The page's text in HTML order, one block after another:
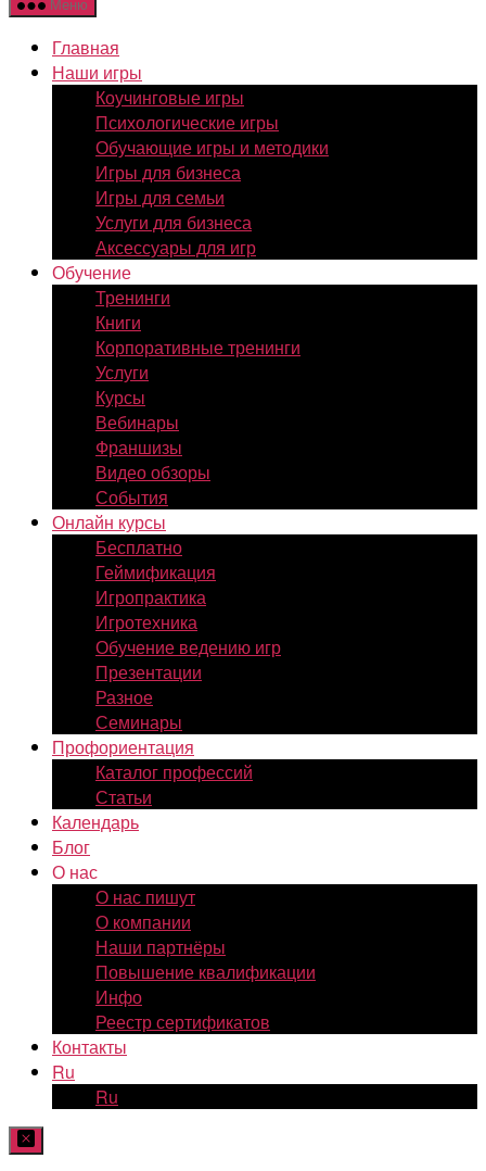
Меню
Главная
Наши игры
Коучинговые игры
Психологические игры
Обучающие игры и методики
Игры для бизнеса
Игры для семьи
Услуги для бизнеса
Аксессуары для игр
Обучение
Тренинги
Книги
Корпоративные тренинги
Услуги
Курсы
Вебинары
Франшизы
Видео обзоры
События
Онлайн курсы
Бесплатно
Геймификация
Игропрактика
Игротехника
Обучение ведению игр
Презентации
Разное
Семинары
Профориентация
Каталог профессий
Статьи
Календарь
Блог
О нас
О нас пишут
О компании
Наши партнёры
Повышение квалификации
Инфо
Реестр сертификатов
Контакты
Ru
Ru